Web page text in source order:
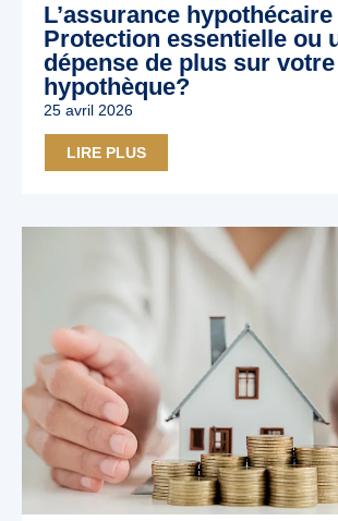
L’assurance hypothécaire
Protection essentielle ou
dépense de plus sur votre
hypothèque?
25 avril 2026
LIRE PLUS